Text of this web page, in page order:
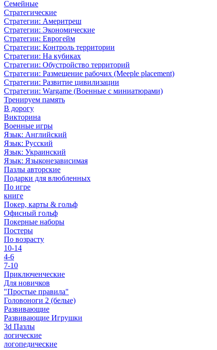
Семейные
Стратегические
Стратегии: Америтреш
Стратегии: Экономические
Стратегии: Еврогейм
Стратегии: Контроль территории
Стратегии: На кубиках
Стратегии: Обустройство территорий
Стратегии: Размещение рабочих (Meeple placement)
Стратегии: Развитие цивилизации
Стратегии: Wargame (Военные с миниатюрами)
Тренируем память
В дорогу
Викторина
Военные игры
Язык: Английский
Язык: Русский
Язык: Украинский
Язык: Языконезависимая
Пазлы авторские
Подарки для влюбленных
По игре
книге
Покер, карты & гольф
Офисный гольф
Покерные наборы
Постеры
По возрасту
10-14
4-6
7-10
Приключенческие
Для новичков
"Простые правила"
Головоноги 2 (белые)
Развивающие
Развивающие Игрушки
3d Пазлы
логические
логопедические